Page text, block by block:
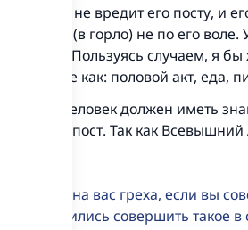
Подобное не вредит его посту, и
попадают (в горло) не по его
вовнутрь. Пользуясь случаем, я
пост (такие как: половой акт,
Первое. Человек должен иметь
нарушает пост. Так как Всевышний
Не будет на вас греха, если вы
вознамерились совершить такое в